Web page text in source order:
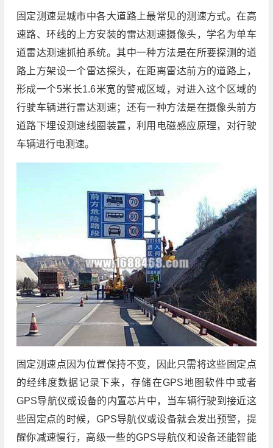
固定测速是城市中各大道路上最常见的测速方式。在高
速路、环线的上方安装的雷达测速摄像头，学名为单车
道雷达测速抓拍系统。其中一种方法是在所要探测的道
路上方架设一个雷达探头，在距离雷达前方的道路上，
形成一个5米长1.6米宽的警戒区域，对进入这个区域的
行驶车辆进行雷达测速；还有一种方法是在摄像头前方
道路下埋设测速线圈装置，利用电磁感应原理，对行驶
车辆进行电测速。
固定测速点因为位置保持不变，因此只需将这些固定点
的经纬度数据记录下来，存储在GPS地图软件中或者
GPS导航仪或设备的内置芯片中，当车辆行驶到接近这
些固定点的时候，GPS导航仪或设备就会发出预警，提
醒你减速慢行，高级一些的GPS导航仪和设备还能智能